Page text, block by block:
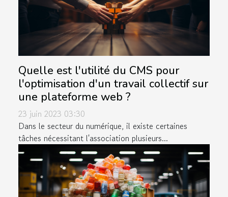
Quelle est l'utilité du CMS pour
l'optimisation d'un travail collectif sur
une plateforme web ?
23 juin 2023 03:30
Dans le secteur du numérique, il existe certaines
tâches nécessitant l'association plusieurs...